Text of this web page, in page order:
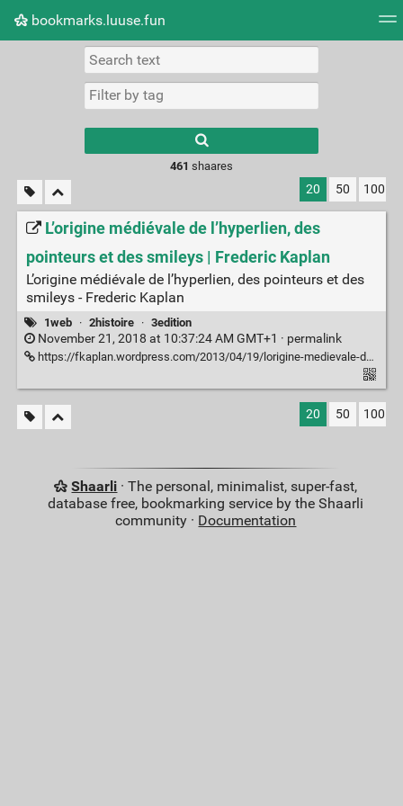
bookmarks.luuse.fun
Picture wall
results.
461 shaares
20 50 100
L’origine médiévale de l’hyperlien, des
pointeurs et des smileys | Frederic Kaplan
L’origine médiévale de l’hyperlien, des pointeurs et des
smileys - Frederic Kaplan
1web · 2histoire · 3edition
November 21, 2018 at 10:37:24 AM GMT+1 · permalink
https://fkaplan.wordpress.com/2013/04/19/lorigine-medievale-de-lhyperlien-des-pointeurs-et-des-smileys/?fbclid=IwAR1kSrx456YPDLH7z5Cm28L9shH3TjqJ5lJlHvW-bU81zNwQK57AYAIZuws
20 50 100
Shaarli · The personal, minimalist, super-fast,
database free, bookmarking service by the Shaarli
community · Documentation